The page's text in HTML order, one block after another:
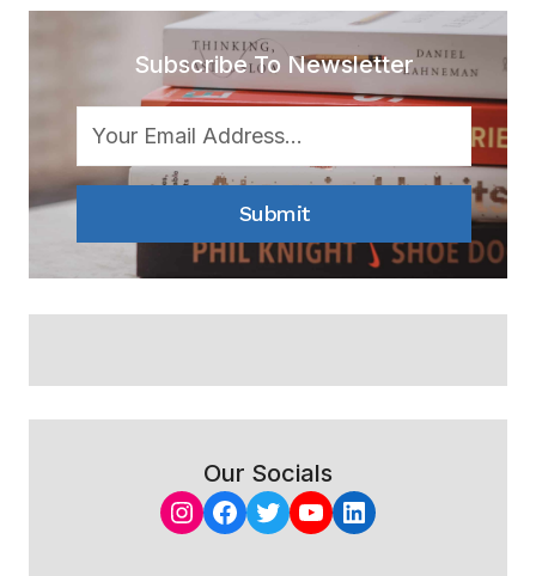
Subscribe To Newsletter
Submit
Our Socials
Instagram
Facebook
Twitter
YouTube
LinkedIn